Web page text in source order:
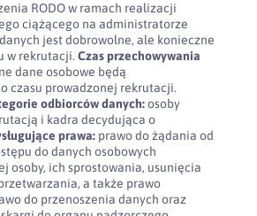
RODO w ramach realizacji
ciążącego na administratorze
jest dobrowolne, ale konieczne
w rekrutacji. Czas przechowywania
dane osobowe będą
czasu prowadzonej rekrutacji.
odbiorców danych:osoby
i kadra decydująca o
prawa:prawo do żądania od
do danych osobowych
osoby, ich sprostowania, usunięcia
a także prawo
do przenoszenia danych oraz